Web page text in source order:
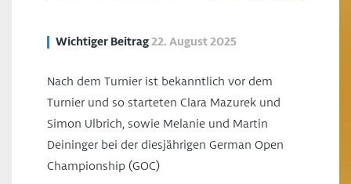
Wichtiger Beitrag22. August 2025
Nach dem Turnier ist bekanntlich vor dem
Turnier und so starteten Clara Mazurek und
Simon Ulbrich, sowie Melanie und Martin
Deininger bei der diesjährigen German Open
Championship (GOC)